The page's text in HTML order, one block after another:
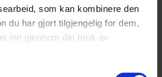
som kan kombinere den
du har gjort tilgjengelig for dem,
inn gjennom din bruk av
Kjøp